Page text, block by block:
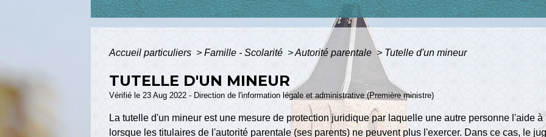
Accueil particuliers > Famille - Scolarité > Autorité parentale > Tutelle d'un mineur
TUTELLE D'UN MINEUR
Vérifié le 23 Aug 2022 - Direction de l'information légale et administrative (Première ministre)
La tutelle d'un mineur est une mesure de protection juridique par laquelle une autre personne l'aide
lorsque les titulaires de l'autorité parentale (ses parents) ne peuvent plus l'exercer. Dans ce cas, le